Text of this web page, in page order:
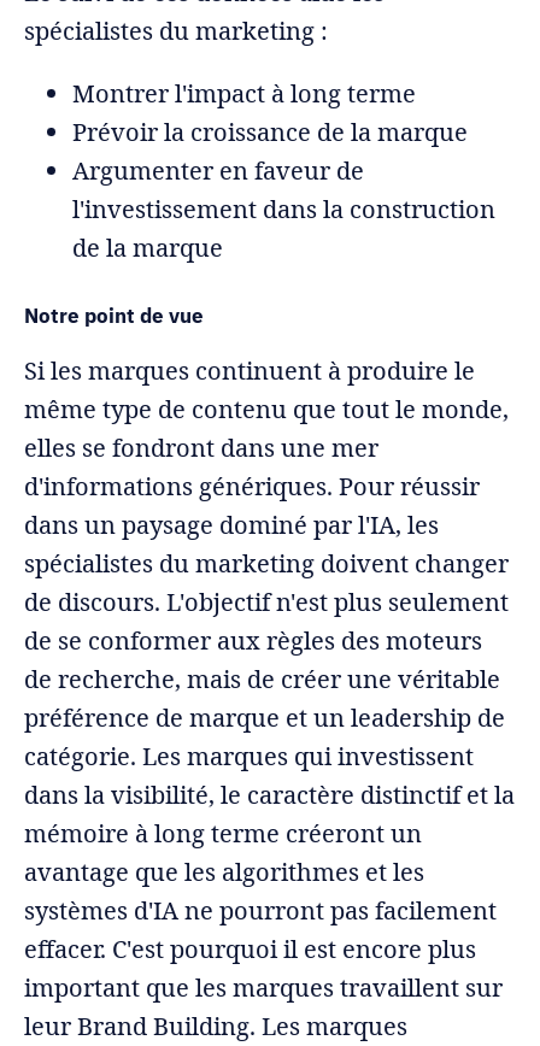
spécialistes du marketing :
Montrer l'impact à long terme
Prévoir la croissance de la marque
Argumenter en faveur de
l'investissement dans la construction
de la marque
Notre point de vue
Si les marques continuent à produire le
même type de contenu que tout le monde,
elles se fondront dans une mer
d'informations génériques. Pour réussir
dans un paysage dominé par l'IA, les
spécialistes du marketing doivent changer
de discours. L'objectif n'est plus seulement
de se conformer aux règles des moteurs
de recherche, mais de créer une véritable
préférence de marque et un leadership de
catégorie. Les marques qui investissent
dans la visibilité, le caractère distinctif et la
mémoire à long terme créeront un
avantage que les algorithmes et les
systèmes d'IA ne pourront pas facilement
effacer. C'est pourquoi il est encore plus
important que les marques travaillent sur
leur Brand Building. Les marques